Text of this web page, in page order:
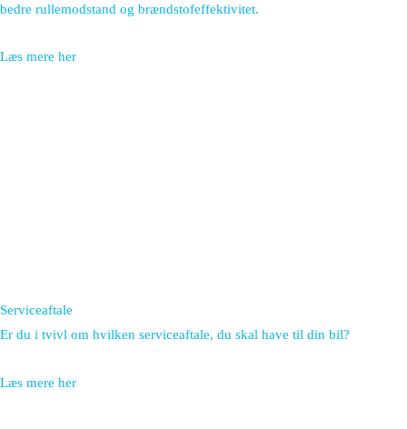
bedre rullemodstand og brændstofeffektivitet.
Læs mere her
Serviceaftale
Er du i tvivl om hvilken serviceaftale, du skal have til din bil?
Læs mere her